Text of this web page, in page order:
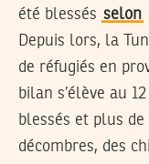
été blessés selon
Depuis lors, la
de réfugiés en
bilan s’élève au
blessés et plus
décombres, des